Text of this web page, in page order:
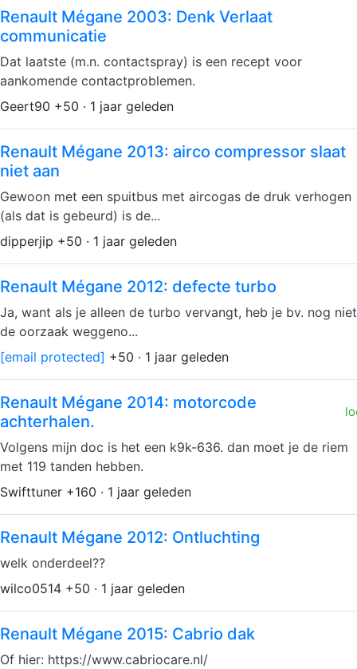
Renault Mégane 2003: Denk Verlaat
communicatie
Dat laatste (m.n. contactspray) is een recept voor
aankomende contactproblemen.
Geert90 +50 · 1 jaar geleden
Renault Mégane 2013: airco compressor slaat
niet aan
Gewoon met een spuitbus met aircogas de druk verhogen
(als dat is gebeurd) is de...
dipperjip +50 · 1 jaar geleden
Renault Mégane 2012: defecte turbo
Ja, want als je alleen de turbo vervangt, heb je bv. nog niet
de oorzaak weggeno...
[email protected] +50 · 1 jaar geleden
Renault Mégane 2014: motorcode
achterhalen.
Volgens mijn doc is het een k9k-636. dan moet je de riem
met 119 tanden hebben.
Swifttuner +160 · 1 jaar geleden
Renault Mégane 2012: Ontluchting
welk onderdeel??
wilco0514 +50 · 1 jaar geleden
Renault Mégane 2015: Cabrio dak
Of hier: https://www.cabriocare.nl/